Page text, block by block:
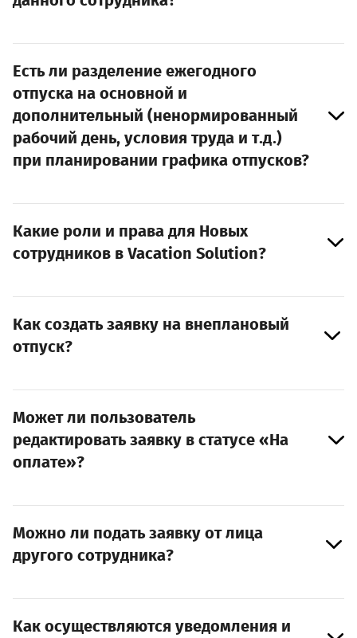
Есть ли разделение ежегодного
отпуска на основной и
дополнительный (ненормированный
рабочий день, условия труда и т.д.)
при планировании графика отпусков?
Какие роли и права для Новых
сотрудников в Vacation Solution?
Как создать заявку на внеплановый
отпуск?
Может ли пользователь
редактировать заявку в статусе «На
оплате»?
Можно ли подать заявку от лица
другого сотрудника?
Как осуществляются уведомления и